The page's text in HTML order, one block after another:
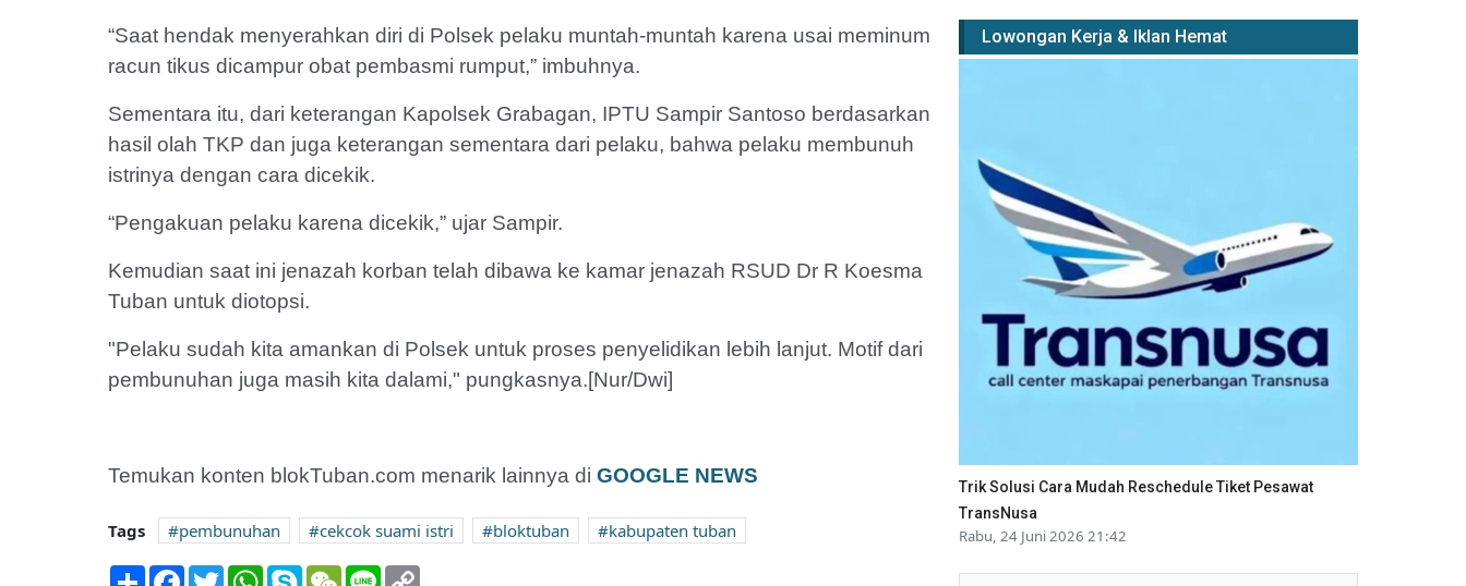
“Saat hendak menyerahkan diri di Polsek pelaku muntah-muntah karena usai meminum
racun tikus dicampur obat pembasmi rumput,” imbuhnya.
Sementara itu, dari keterangan Kapolsek Grabagan, IPTU Sampir Santoso berdasarkan
hasil olah TKP dan juga keterangan sementara dari pelaku, bahwa pelaku membunuh
istrinya dengan cara dicekik.
“Pengakuan pelaku karena dicekik,” ujar Sampir.
Kemudian saat ini jenazah korban telah dibawa ke kamar jenazah RSUD Dr R Koesma
Tuban untuk diotopsi.
"Pelaku sudah kita amankan di Polsek untuk proses penyelidikan lebih lanjut. Motif dari
pembunuhan juga masih kita dalami," pungkasnya.[Nur/Dwi]
Temukan konten blokTuban.com menarik lainnya di GOOGLE NEWS
Tags pembunuhan cekcok suami istri bloktuban
kabupaten tuban
Share Facebook
TwitterWhatsApp
SkypeWeChatLine
Lowongan Kerja & Iklan Hemat
Trik Solusi Cara Mudah Reschedule Tiket Pesawat
TransNusa
Rabu, 24 Juni 2026 21:42